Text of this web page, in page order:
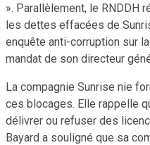
». Parallèlement, le RNDDH
les dettes effacées de
enquête anti-corruption sur
mandat de son directeur
La compagnie Sunrise nie
ces blocages. Elle rappelle
délivrer ou refuser des
Bayard a souligné que sa